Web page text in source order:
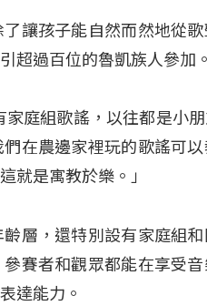
讓孩子能自然而然地從
超過百位的魯凱族人參加。
庭組歌謠，以往都是小
在農邊家裡玩的歌謠可
就是寓教於樂。」
層，還特別設有家庭組
賽者和觀眾都能在享受
達能力。